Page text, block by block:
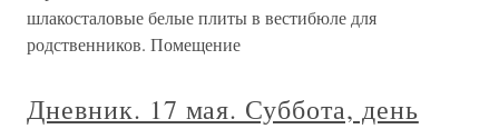
шлакосталовые белые плиты в вестибюле для
родственников. Помещение
Дневник. 17 мая. Суббота, день